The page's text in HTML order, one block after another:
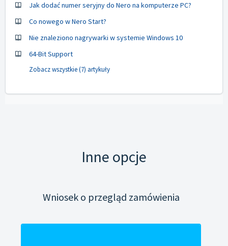
Jak dodać numer seryjny do Nero na komputerze PC?
Co nowego w Nero Start?
Nie znaleziono nagrywarki w systemie Windows 10
64-Bit Support
Zobacz wszystkie (7) artykuły
Inne opcje
Wniosek o przegląd zamówienia